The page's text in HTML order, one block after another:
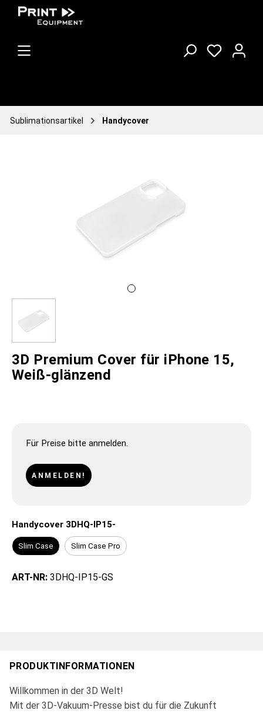
Sublimationsartikel Handycover
3D Premium Cover für iPhone 15,
Weiß-glänzend
Für Preise bitte anmelden.
ANMELDEN!
Handycover 3DHQ-IP15-
Slim Case Slim Case Pro
ART-NR: 3DHQ-IP15-GS
PRODUKTINFORMATIONEN
Willkommen in der 3D Welt!
Mit der 3D-Vakuum-Presse bist du für die Zukunft